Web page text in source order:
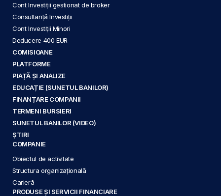
Cont Investiții gestionat de broker
Consultanță Investiții
Cont Investiții Minori
Deducere 400 EUR
COMISIOANE
PLATFORME
PIAȚĂ ȘI ANALIZE
EDUCAȚIE (SUNETUL BANILOR)
FINANȚARE COMPANII
TERMENI BURSIERI
SUNETUL BANILOR (VIDEO)
ȘTIRI
COMPANIE
Obiectul de activitate
Structura organizațională
Carieră
PRODUSE ȘI SERVICII FINANCIARE